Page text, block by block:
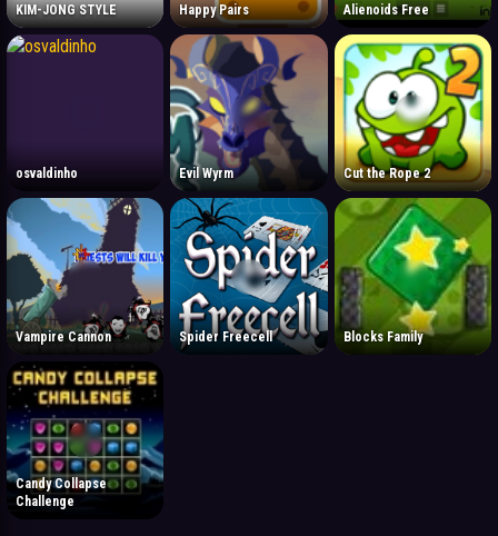
KIM-JONG STYLE Happy Pairs Alienoids Free
osvaldinho Evil Wyrm Cut the Rope 2
Vampire Cannon Spider Freecell Blocks Family
Candy Collapse
Challenge